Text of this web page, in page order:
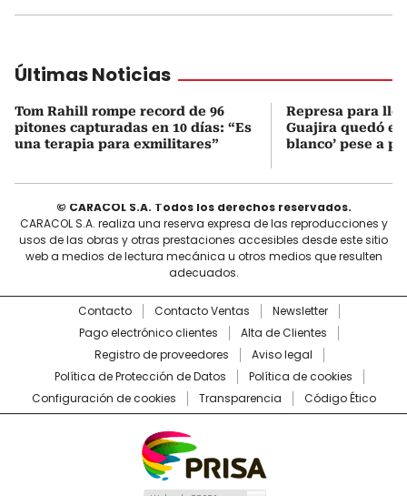
Últimas Noticias
Tom Rahill rompe record de 96
pitones capturadas en 10 días: “Es
una terapia para exmilitares”
Represa para
Guajira quedó en
blanco’ pese a
© CARACOL S.A. Todos los derechos reservados.
CARACOL S.A. realiza una reserva expresa de las reproducciones y
usos de las obras y otras prestaciones accesibles desde este sitio
web a medios de lectura mecánica u otros medios que resulten
adecuados.
Contacto Contacto Ventas
Newsletter
Pago electrónico clientes
Alta de Clientes
Registro de proveedores
Aviso legal
Política de Protección de Datos
Política de cookies
Configuración de cookies
Transparencia Código Ético